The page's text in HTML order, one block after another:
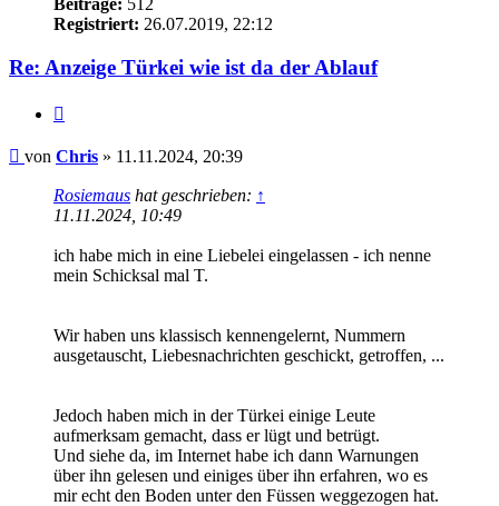
Beiträge: 512
Registriert: 26.07.2019, 22:12
Re: Anzeige Türkei wie ist da der Ablauf
Beitrag
von Chris » 11.11.2024, 20:39
Rosiemaus hat geschrieben: ↑
11.11.2024, 10:49
ich habe mich in eine Liebelei eingelassen - ich nenne
mein Schicksal mal T.
Wir haben uns klassisch kennengelernt, Nummern
ausgetauscht, Liebesnachrichten geschickt, getroffen, ...
Jedoch haben mich in der Türkei einige Leute
aufmerksam gemacht, dass er lügt und betrügt.
Und siehe da, im Internet habe ich dann Warnungen
über ihn gelesen und einiges über ihn erfahren, wo es
mir echt den Boden unter den Füssen weggezogen hat.